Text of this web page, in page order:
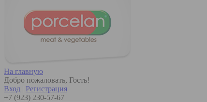
На главную
Добро пожаловать, Гость!
Вход | Регистрация
+7 (923) 230-57-67